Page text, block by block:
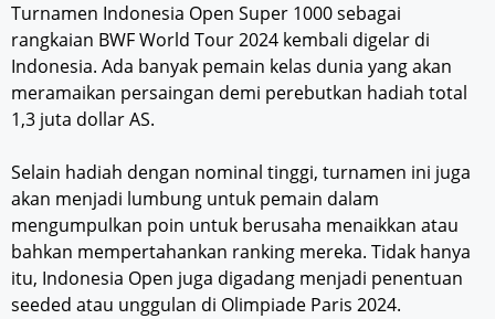
Turnamen Indonesia Open Super 1000 sebagai
rangkaian BWF World Tour 2024 kembali digelar di
Indonesia. Ada banyak pemain kelas dunia yang akan
meramaikan persaingan demi perebutkan hadiah total
1,3 juta dollar AS.
Selain hadiah dengan nominal tinggi, turnamen ini juga
akan menjadi lumbung untuk pemain dalam
mengumpulkan poin untuk berusaha menaikkan atau
bahkan mempertahankan ranking mereka. Tidak hanya
itu, Indonesia Open juga digadang menjadi penentuan
seeded atau unggulan di Olimpiade Paris 2024.